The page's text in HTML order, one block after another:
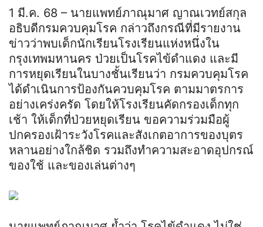
1 มี.ค. 68 – นายแพทย์ภาณุมาศ ญาณเวทย์สกุล
อธิบดีกรมควบคุมโรค กล่าวถึงกรณีที่มีรายงาน
ข่าวว่าพบเด็กนักเรียนโรงเรียนแห่งหนึ่งใน
กรุงเทพมหานคร ป่วยเป็นโรคไข้ดำแดง และมี
การหยุดเรียนในบางชั้นเรียนว่า กรมควบคุมโรค
ได้ดำเนินการป้องกันควบคุมโรค ตามมาตรการ
อย่างเคร่งครัด โดยให้โรงเรียนคัดกรองเด็กทุก
เช้า ให้เด็กที่ป่วยหยุดเรียน ขอความร่วมมือผู้
ปกครองเฝ้าระวังโรคและสังเกตอาการของบุตร
หลานอย่างใกล้ชิด รวมถึงทำความสะอาดอุปกรณ์
ของใช้ และของเล่นต่างๆ